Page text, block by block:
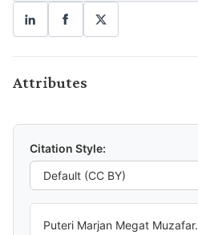
Attributes
Citation Style:
Puteri Marjan Megat